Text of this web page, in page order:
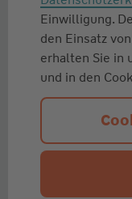
Einwilligung.
den Einsatz
erhalten Sie in
und in den